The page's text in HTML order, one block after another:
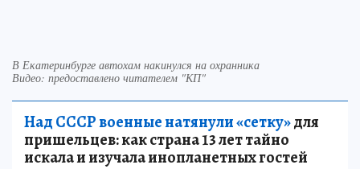
В Екатеринбурге автохам накинулся на охранника
Видео: предоставлено читателем "КП"
Над СССР военные натянули «сетку»для
пришельцев: как страна 13 лет тайно
искала и изучала инопланетных гостей